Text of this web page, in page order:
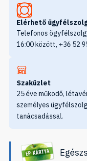
Elérhető
Telefonos
16:00 között, +36 52
Szaküzlet
25 éve működő,
személyes
tanácsadással.